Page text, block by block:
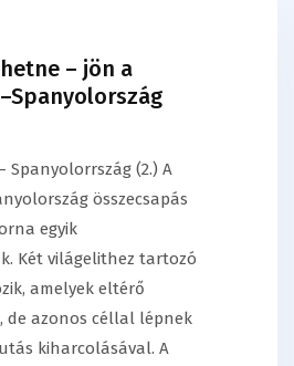
– jön a
Spanyolorrszág (2.) A
összecsapás
egyik
Két világelithez tartozó
amelyek eltérő
azonos céllal lépnek
kiharcolásával. A